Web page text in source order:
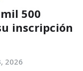
500
inscripción
2026